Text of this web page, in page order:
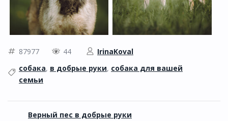
87977 44
IrinaKoval
собака, в добрые руки, собака для вашей
семьи
Верный пес в добрые руки